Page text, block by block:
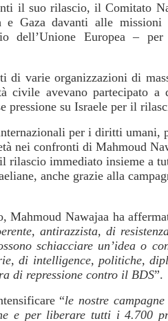
il suo rilascio, il Comitato
e Gaza davanti alle missioni
dell’Unione Europea –
di varie organizzazioni di
civile avevano partecipato a
pressione su Israele per il
per i diritti umani,
nei confronti di Mahmoud
rilascio immediato insieme a
anche grazie alla
Mahmoud Nawajaa ha
antirazzista, di
schiacciare un’idea o
di intelligence, politiche,
di repressione contro il BDS”.
“le nostre
e per liberare tutti i 4.700